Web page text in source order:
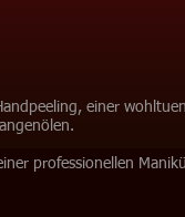
einer
professionellen